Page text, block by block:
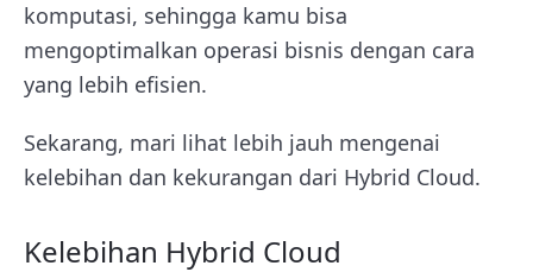
komputasi, sehingga kamu bisa
mengoptimalkan operasi bisnis dengan cara
yang lebih efisien.
Sekarang, mari lihat lebih jauh mengenai
kelebihan dan kekurangan dari Hybrid Cloud.
Kelebihan Hybrid Cloud